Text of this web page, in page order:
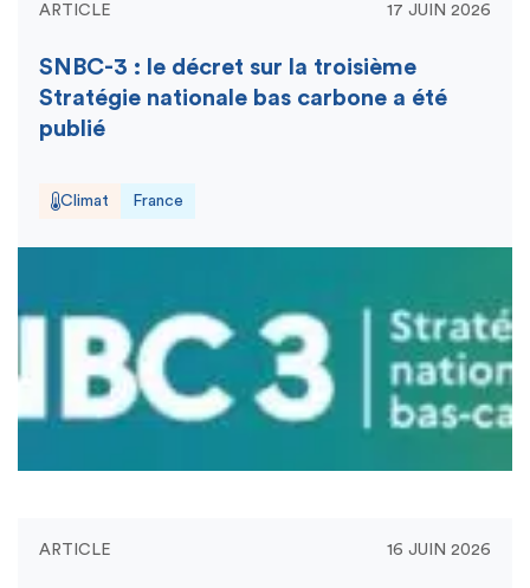
ARTICLE 17 JUIN 2026
SNBC-3 : le décret sur la troisième
Stratégie nationale bas carbone a été
publié
Climat France
ARTICLE 16 JUIN 2026